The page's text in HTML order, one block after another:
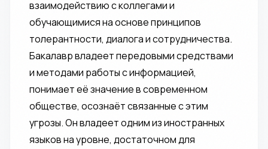
взаимодействию с коллегами и
обучающимися на основе принципов
толерантности, диалога и сотрудничества.
Бакалавр владеет передовыми средствами
и методами работы с информацией,
понимает её значение в современном
обществе, осознаёт связанные с этим
угрозы. Он владеет одним из иностранных
языков на уровне, достаточном для